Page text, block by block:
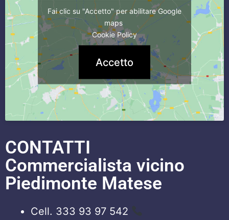
Fai clic su "Accetto" per abilitare Google
maps
Cookie Policy
Accetto
CONTATTI
Commercialista vicino
Piedimonte Matese
Cell. 333 93 97 542